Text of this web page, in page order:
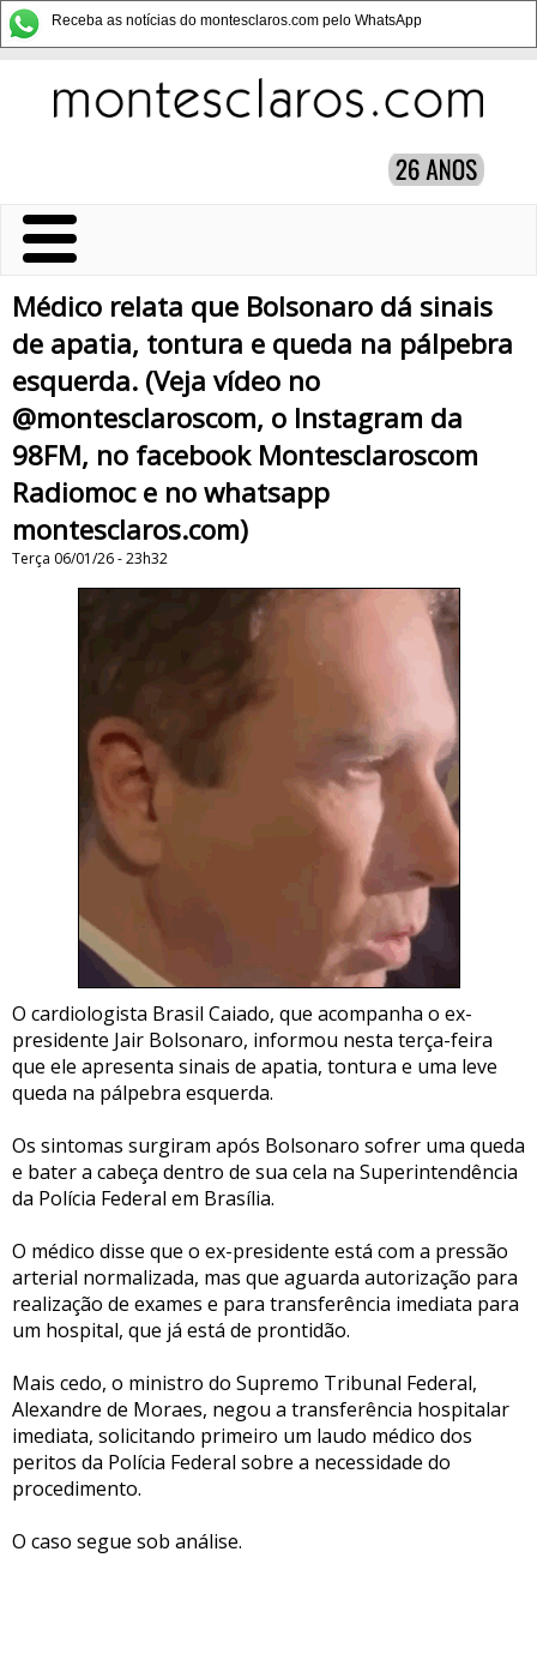
Receba as notícias do montesclaros.com pelo WhatsApp
Médico relata que Bolsonaro dá sinais
de apatia, tontura e queda na pálpebra
esquerda. (Veja vídeo no
@montesclaroscom, o Instagram da
98FM, no facebook Montesclaroscom
Radiomoc e no whatsapp
montesclaros.com)
Terça 06/01/26 - 23h32
O cardiologista Brasil Caiado, que acompanha o ex-
presidente Jair Bolsonaro, informou nesta terça-feira
que ele apresenta sinais de apatia, tontura e uma leve
queda na pálpebra esquerda.
Os sintomas surgiram após Bolsonaro sofrer uma queda
e bater a cabeça dentro de sua cela na Superintendência
da Polícia Federal em Brasília.
O médico disse que o ex-presidente está com a pressão
arterial normalizada, mas que aguarda autorização para
realização de exames e para transferência imediata para
um hospital, que já está de prontidão.
Mais cedo, o ministro do Supremo Tribunal Federal,
Alexandre de Moraes, negou a transferência hospitalar
imediata, solicitando primeiro um laudo médico dos
peritos da Polícia Federal sobre a necessidade do
procedimento.
O caso segue sob análise.